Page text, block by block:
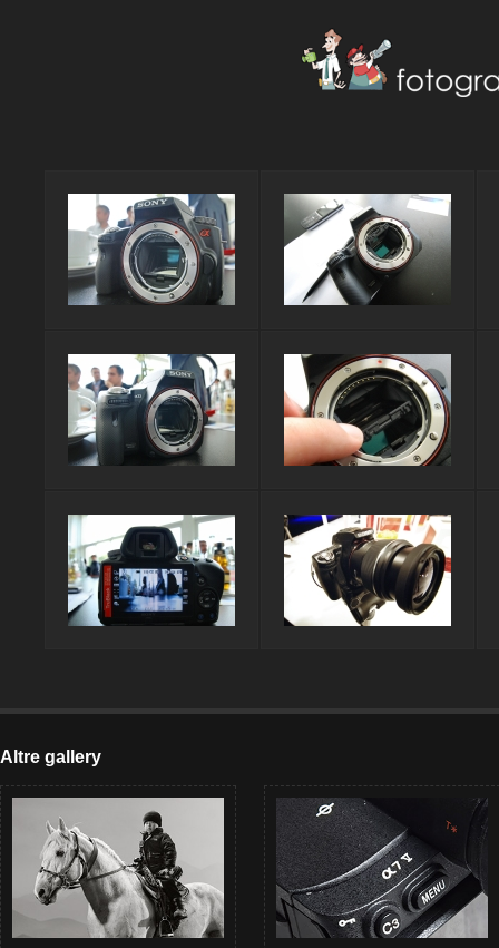
Altre gallery